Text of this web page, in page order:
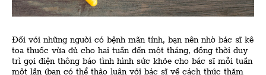
Đối với những người có bệnh mãn tính, bạn nên nhờ bác sĩ kê
toa thuốc vừa đủ cho hai tuần đến một tháng, đồng thời duy
trì gọi điện thông báo tình hình sức khỏe cho bác sĩ mỗi tuần
một lần (bạn có thể thảo luận với bác sĩ về cách thức thăm